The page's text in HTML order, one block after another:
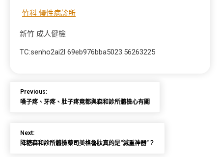
竹科 慢性病診所
新竹 成人健檢
TC:senho2ai2l 69eb976bba5023.56263225
Previous:
嗓子疼、牙疼、肚子疼竟都與森和診所體檢心有關
Next:
降糖森和診所體檢藥司美格魯肽真的是“減重神器”？